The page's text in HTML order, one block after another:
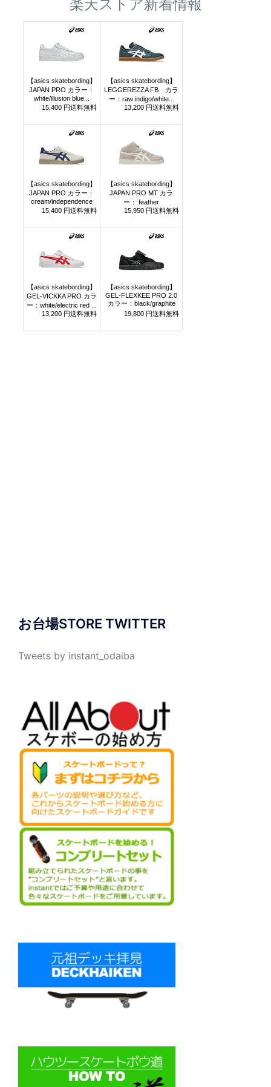
楽天ストア新着情報
お台場STORE TWITTER
Tweets by instant_odaiba